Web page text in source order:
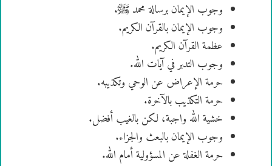
وجوب الإيمان برسالة محمد ﷺ.
وجوب الإيمان بالقرآن الكريم.
عظمة القرآن الكريم.
وجوب التدبر في آيات الله.
حرمة الإعراض عن الوحي وتكذيبه.
حرمة التكذيب بالآخرة.
خشية الله واجبة، لكن بالغيب أفضل.
وجوب الإيمان بالبعث والجزاء.
حرمة الغفلة عن المسؤولية أمام الله.